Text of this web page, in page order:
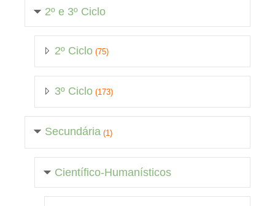
2º e 3º Ciclo
2º Ciclo (75)
3º Ciclo (173)
Secundária (1)
Científico-Humanísticos